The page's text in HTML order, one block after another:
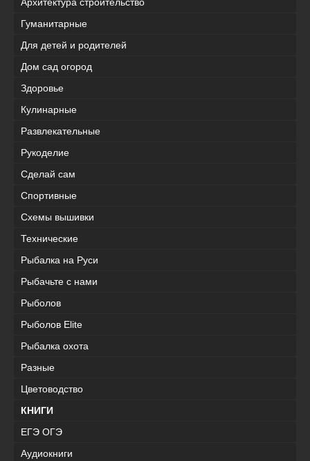
Гуманитарные
Для детей и родителей
Дом сад огород
Здоровье
Кулинарные
Развлекательные
Рукоделие
Сделай сам
Спортивные
Схемы вышивки
Технические
Рыбалка на Руси
Рыбачьте с нами
Рыболов
Рыболов Elite
Рыбалка охота
Разные
Цветоводство
КНИГИ
ЕГЭ ОГЭ
Аудиокниги